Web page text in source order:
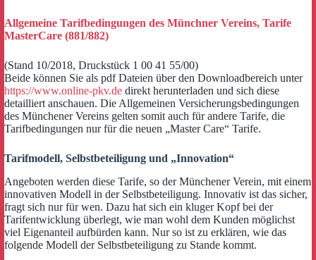
Allgemeine Tarifbedingungen des Münchner Vereins, Tarife
MasterCare (881/882)
(Stand 10/2018, Druckstück 1 00 41 55/00)
Beide können Sie als pdf Dateien über den Downloadbereich unter
https://www.online-pkv.de direkt herunterladen und sich diese
detailliert anschauen. Die Allgemeinen Versicherungsbedingungen
des Münchener Vereins gelten somit auch für andere Tarife, die
Tarifbedingungen nur für die neuen „Master Care“ Tarife.
Tarifmodell, Selbstbeteiligung und „Innovation“
Angeboten werden diese Tarife, so der Münchener Verein, mit einem
innovativen Modell in der Selbstbeteiligung. Innovativ ist das sicher,
fragt sich nur für wen. Dazu hat sich ein kluger Kopf bei der
Tarifentwicklung überlegt, wie man wohl dem Kunden möglichst
viel Eigenanteil aufbürden kann. Nur so ist zu erklären, wie das
folgende Modell der Selbstbeteiligung zu Stande kommt.